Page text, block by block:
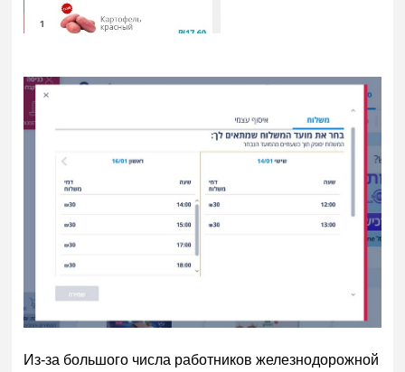
Из-за большого числа работников железнодорожной